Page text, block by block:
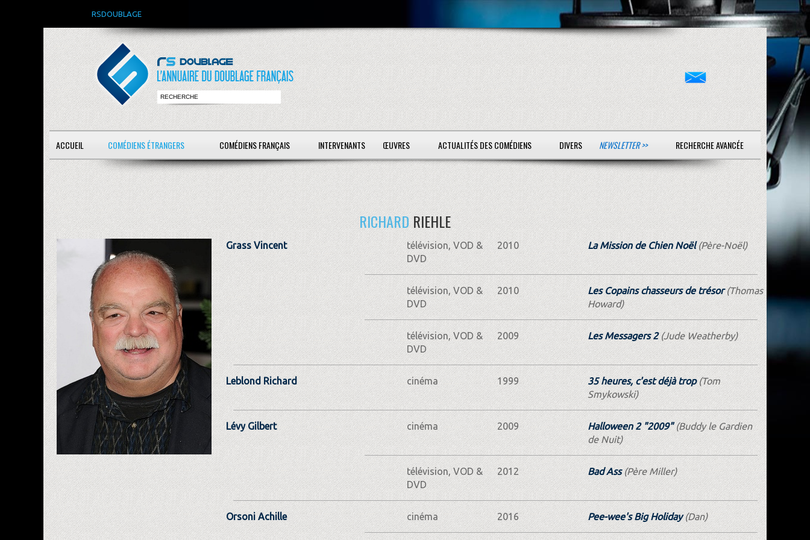
RSDOUBLAGE
ACCUEIL COMÉDIENS ÉTRANGERS COMÉDIENS FRANÇAIS INTERVENANTS ŒUVRES ACTUALITÉS DES COMÉDIENS DIVERS NEWSLETTER >> RECHERCHE AVANCÉE
RICHARDRIEHLE
Grass Vincent
télévision, VOD &
DVD
2010 La Mission de Chien Noël(Père-Noël)
télévision, VOD &
DVD
2010 Les Copains chasseurs de trésor(Thomas
Howard)
télévision, VOD &
DVD
2009 Les Messagers 2(Jude Weatherby)
Leblond Richard cinéma 1999 35 heures, c'est déjà trop(Tom
Smykowski)
Lévy Gilbert cinéma 2009 Halloween 2 "2009"(Buddy le Gardien
de Nuit)
télévision, VOD &
DVD
2012 Bad Ass(Père Miller)
Orsoni Achille cinéma 2016 Pee-wee's Big Holiday(Dan)